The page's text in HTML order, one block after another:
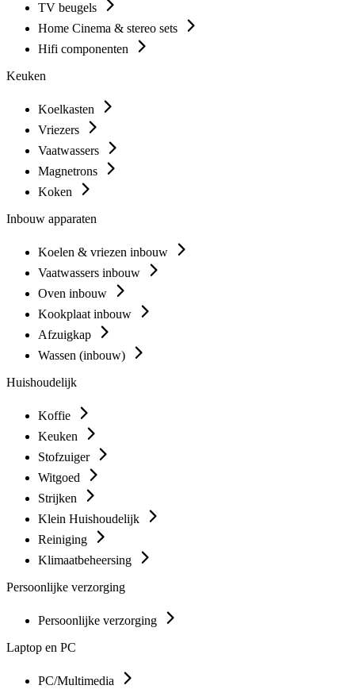
TV beugels
Home Cinema & stereo sets
Hifi componenten
Keuken
Koelkasten
Vriezers
Vaatwassers
Magnetrons
Koken
Inbouw apparaten
Koelen & vriezen inbouw
Vaatwassers inbouw
Oven inbouw
Kookplaat inbouw
Afzuigkap
Wassen (inbouw)
Huishoudelijk
Koffie
Keuken
Stofzuiger
Witgoed
Strijken
Klein Huishoudelijk
Reiniging
Klimaatbeheersing
Persoonlijke verzorging
Persoonlijke verzorging
Laptop en PC
PC/Multimedia